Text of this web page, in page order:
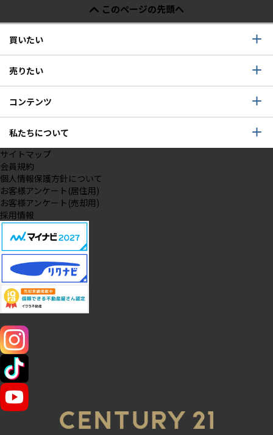
このページの先頭へ
買いたい
売りたい
コンテンツ
私たちについて
サイトマップ
会員規約
個人情報保護方針について
お客様アンケート(居住用)
お客様アンケート(売却用)
採用情報